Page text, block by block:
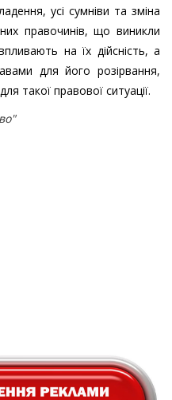
усі сумніви та зміна
правочинів, що виникли
на їх дійсність, а
для його розірвання,
такої правової ситуації.